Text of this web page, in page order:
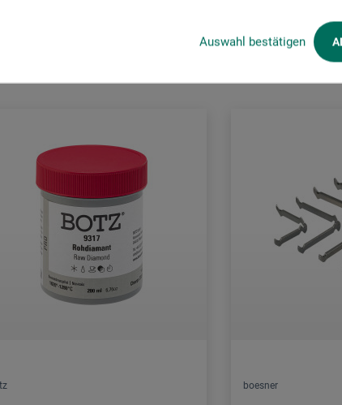
Auswahl bestätigen
Kunden kauften
boesner